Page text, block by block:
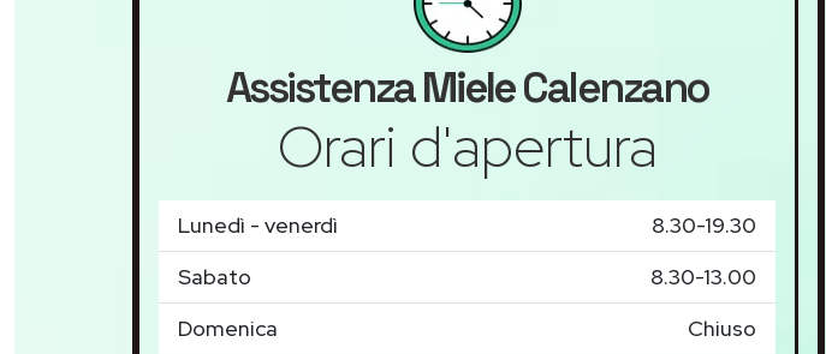
AssistenzaMieleCalenzano
Orari d'apertura
Lunedì - venerdì
8.30-19.30
Sabato
8.30-13.00
Domenica
Chiuso